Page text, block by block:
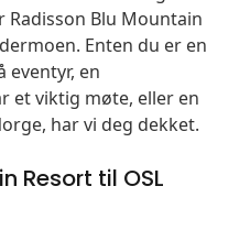
Blu Mountain
Enten du er en
eventyr, en
et viktig møte, eller en
har vi deg dekket.
Resort til OSL